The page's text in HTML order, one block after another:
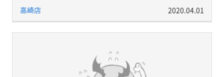
高崎店 2020.04.01